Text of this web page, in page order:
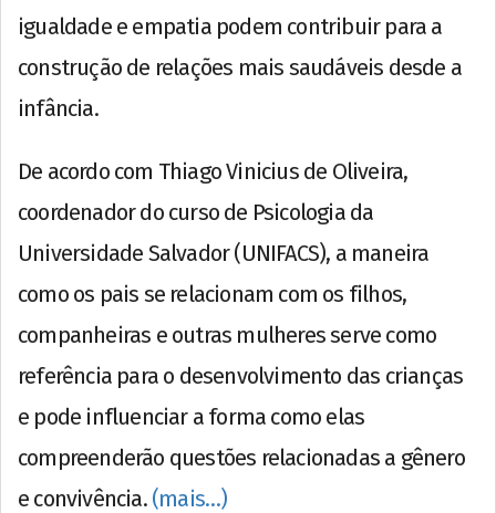
igualdade e empatia podem contribuir para a
construção de relações mais saudáveis desde a
infância.
De acordo com Thiago Vinicius de Oliveira,
coordenador do curso de Psicologia da
Universidade Salvador (UNIFACS), a maneira
como os pais se relacionam com os filhos,
companheiras e outras mulheres serve como
referência para o desenvolvimento das crianças
e pode influenciar a forma como elas
compreenderão questões relacionadas a gênero
e convivência. (mais…)